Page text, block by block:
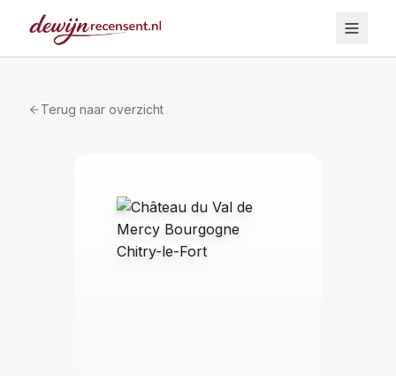
Terug naar overzicht